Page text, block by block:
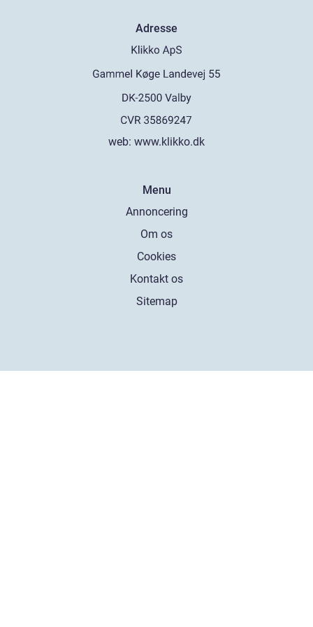
Adresse
web: www.klikko.dk
Menu
Annoncering
Om os
Cookies
Kontakt os
Sitemap